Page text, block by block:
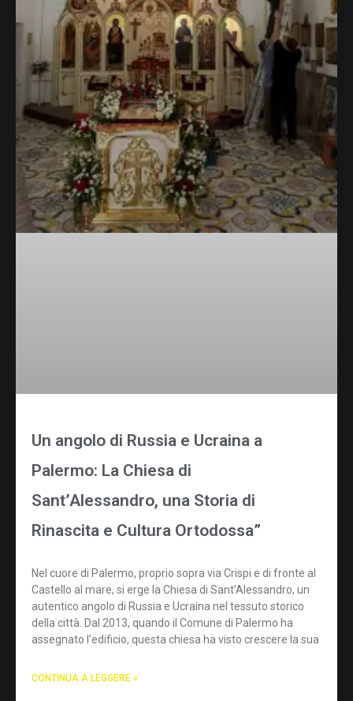
Un angolo di Russia e Ucraina a
Palermo: La Chiesa di
Sant’Alessandro, una Storia di
Rinascita e Cultura Ortodossa”
Nel cuore di Palermo, proprio sopra via Crispi e di fronte al
Castello al mare, si erge la Chiesa di Sant’Alessandro, un
autentico angolo di Russia e Ucraina nel tessuto storico
della città. Dal 2013, quando il Comune di Palermo ha
assegnato l’edificio, questa chiesa ha visto crescere la sua
CONTINUA A LEGGERE »